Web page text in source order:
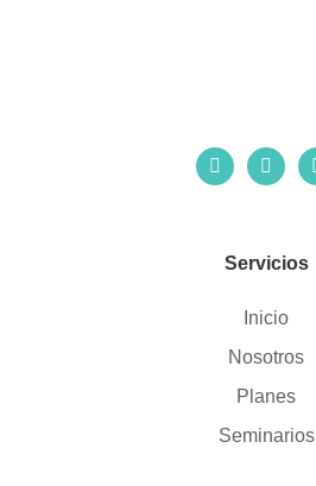
Servicios
Inicio
Nosotros
Planes
Seminarios